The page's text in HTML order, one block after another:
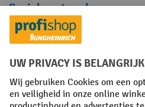
Sociale netwerken
Facebook
YouTube
LinkedInInstagram
Algemene leveringsvoorwaarden